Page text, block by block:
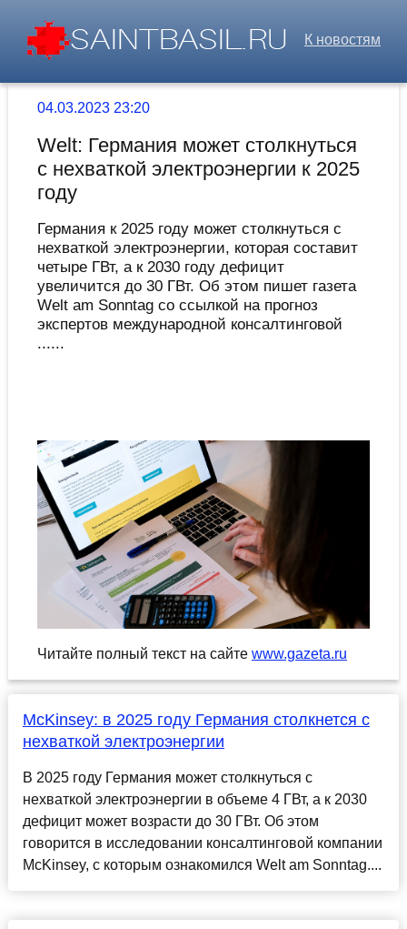
К новостям
04.03.2023 23:20
Welt: Германия может столкнуться
с нехваткой электроэнергии к 2025
году
Германия к 2025 году может столкнуться с
нехваткой электроэнергии, которая составит
четыре ГВт, а к 2030 году дефицит
увеличится до 30 ГВт. Об этом пишет газета
Welt am Sonntag со ссылкой на прогноз
экспертов международной консалтинговой
......
Читайте полный текст на сайте www.gazeta.ru
McKinsey: в 2025 году Германия столкнется с
нехваткой электроэнергии
В 2025 году Германия может столкнуться с
нехваткой электроэнергии в объеме 4 ГВт, а к 2030
дефицит может возрасти до 30 ГВт. Об этом
говорится в исследовании консалтинговой компании
McKinsey, с которым ознакомился Welt am Sonntag....